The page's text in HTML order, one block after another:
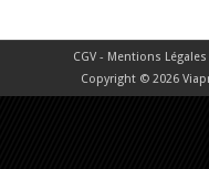
CGV - Mentions Légales
Copyright © 2026